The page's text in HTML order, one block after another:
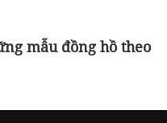
mẫu đồng hồ theo